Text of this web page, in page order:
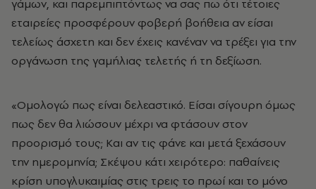
γάμων, και παρεμπιπτόντως να σας πω ότι τέτοιες
εταιρείες προσφέρουν φοβερή βοήθεια αν είσαι
τελείως άσχετη και δεν έχεις κανέναν να τρέξει για την
οργάνωση της γαμήλιας τελετής ή τη δεξίωση.
«Oμολογώ πως είναι δελεαστικό. Eίσαι σίγουρη όμως
πως δεν θα λιώσουν μέχρι να φτάσουν στον
προορισμό τους; Kαι αν τις φάνε και μετά ξεχάσουν
την ημερομηνία; Σκέψου κάτι χειρότερο: παθαίνεις
κρίση υπογλυκαιμίας στις τρεις το πρωί και το μόνο